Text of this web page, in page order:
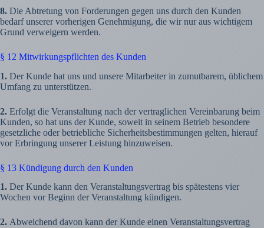
8. Die Abtretung von Forderungen gegen uns durch den Kunden
bedarf unserer vorherigen Genehmigung, die wir nur aus wichtigem
Grund verweigern werden.
§ 12 Mitwirkungspflichten des Kunden
1. Der Kunde hat uns und unsere Mitarbeiter in zumutbarem, üblichem
Umfang zu unterstützen.
2. Erfolgt die Veranstaltung nach der vertraglichen Vereinbarung beim
Kunden, so hat uns der Kunde, soweit in seinem Betrieb besondere
gesetzliche oder betriebliche Sicherheitsbestimmungen gelten, hierauf
vor Erbringung unserer Leistung hinzuweisen.
§ 13 Kündigung durch den Kunden
1. Der Kunde kann den Veranstaltungsvertrag bis spätestens vier
Wochen vor Beginn der Veranstaltung kündigen.
2. Abweichend davon kann der Kunde einen Veranstaltungsvertrag